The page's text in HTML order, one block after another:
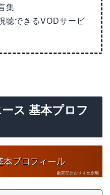
集
聴できるVODサービ
ス 基本プロフ